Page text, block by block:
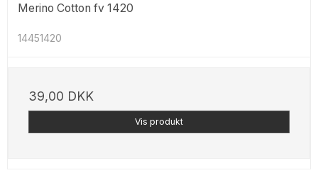
Merino Cotton fv 1420
14451420
39,00 DKK
Vis produkt